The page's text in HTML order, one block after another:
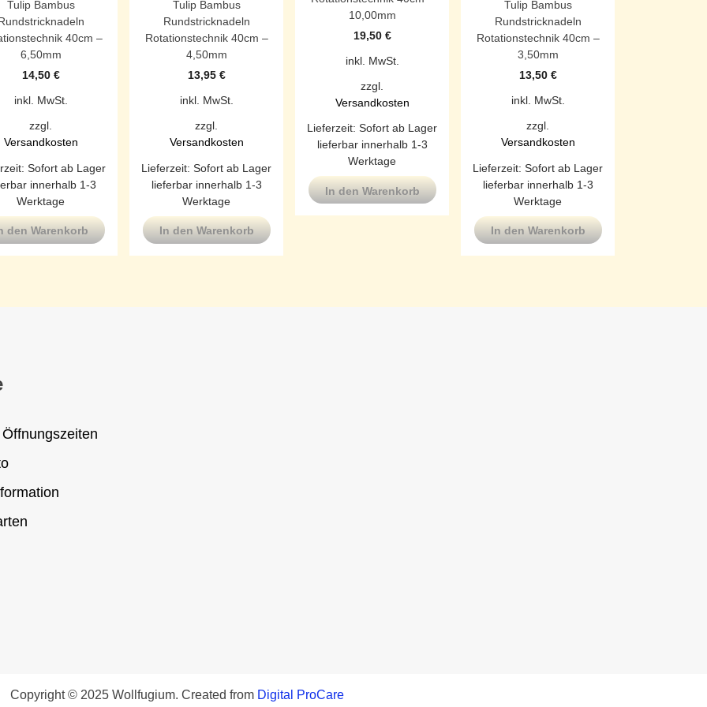
Tulip Bambus
40cm –
6,50mm
14,50 €
inkl. MwSt.
zzgl.
Versandkosten
Sofort ab Lager
innerhalb 1-3
Werktage
den Warenkorb
Tulip Bambus
Rundstricknadeln
Rotationstechnik 40cm –
4,50mm
13,95 €
inkl. MwSt.
zzgl.
Versandkosten
Lieferzeit: Sofort ab Lager
lieferbar innerhalb 1-3
Werktage
In den Warenkorb
10,00mm
19,50 €
inkl. MwSt.
zzgl.
Versandkosten
Lieferzeit: Sofort ab Lager
lieferbar innerhalb 1-3
Werktage
In den Warenkorb
Tulip Bambus
Rundstricknadeln
Rotationstechnik 40cm –
3,50mm
13,50 €
inkl. MwSt.
zzgl.
Versandkosten
Lieferzeit: Sofort ab Lager
lieferbar innerhalb 1-3
Werktage
In den Warenkorb
Copyright © 2025 Wollfugium. Created from Digital ProCare